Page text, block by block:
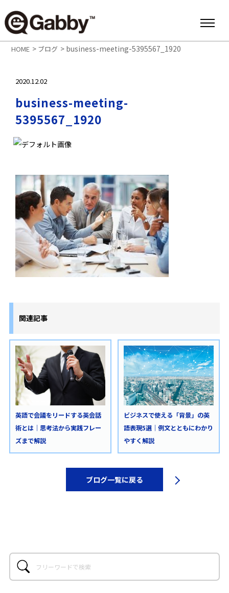
HOME > ブログ > business-meeting-5395567_1920
2020.12.02
business-meeting-
5395567_1920
関連記事
英語で会議をリードする英会話
術とは｜思考法から実践フレー
ズまで解説
ビジネスで使える「背景」の英
語表現5選｜例文とともにわかり
やすく解説
ブログ一覧に戻る